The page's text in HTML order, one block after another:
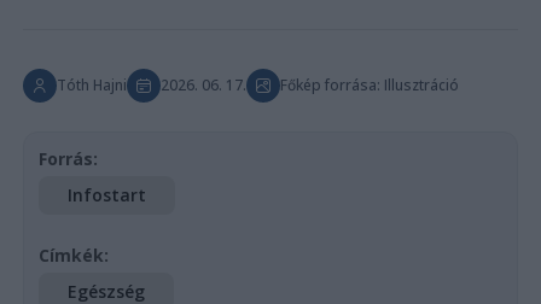
Tóth Hajni 2026. 06. 17. Főkép forrása: Illusztráció
Forrás:
Infostart
Címkék:
Egészség